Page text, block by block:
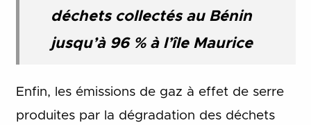
déchets collectés au Bénin
jusqu’à 96 % à l’île Maurice
Enfin, les émissions de gaz à effet de serre
produites par la dégradation des déchets